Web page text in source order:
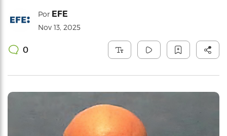
Por EFE
Nov 13, 2025
0